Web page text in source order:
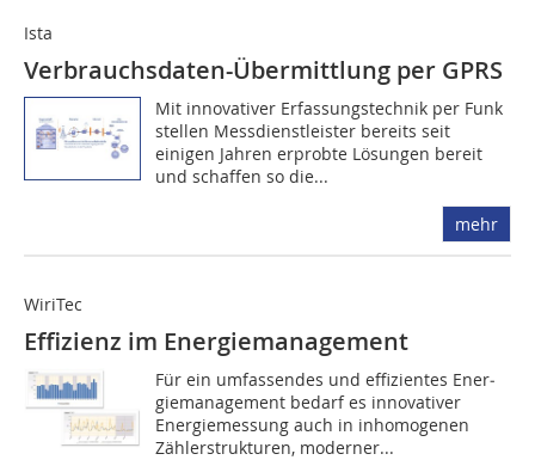
Ista
Verbrauchsdaten-Übermittlung per GPRS
Mit innovativer Erfassungstechnik per Funk
stellen Messdienstleister bereits seit
einigen Jahren erprobte Lösungen bereit
und schaffen so die...
mehr
WiriTec
Effizienz im Energiemanagement
Für ein umfassendes und effizientes ­Ener­
giemanagement bedarf es innovati­ver
Energiemessung auch in inhomogenen
Zählerstrukturen, moderner...